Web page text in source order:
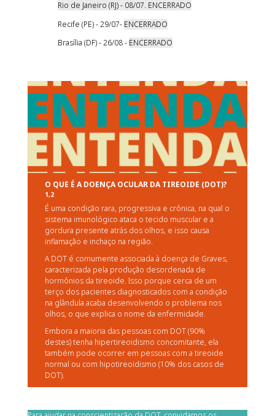
Rio de Janeiro (RJ) - 08/07. ENCERRADO
Recife (PE) - 29/07- ENCERRADO
Brasília (DF) - 26/08 - ENCERRADO
O QUE É A DOENÇA OCULAR DA TIREOIDE (DOT)?
1,2
É uma condição rara, progressiva e crônica, na qual o
sistema imunológico ataca o tecido muscular e a
gordura presente atrás dos olhos, e isso causa
inflamação e inchaço na região.
A DOT é comumente associada à doença de Graves,
caracterizada pela produção desordenada de
hormônios da tireoide. Isso porque cerca de um
terço dos pacientes diagnosticados com a condição
na glândula acaba desenvolvendo o problema nos
olhos, o que explica o nome da enfermidade.
Embora a maioria das pessoas com DOT (90%
destes) tenha hipertireoidismo concomitante, ela
também pode ocorrer em pessoas com a tireoide
normal ou com hipotireoidismo (10% dos casos de
DOT).